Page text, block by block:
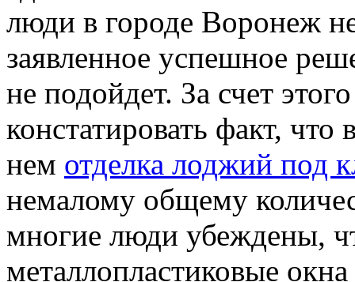
люди в городе Воронеж
заявленное успешное
не подойдет. За счет
констатировать факт,
нем отделка лоджий под
немалому общему
многие люди убеждены,
металлопластиковые